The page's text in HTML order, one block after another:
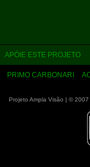
APÓIE ESTE PROJETO
PRIMO CARBONARI
Projeto Ampla Visão | © 2007